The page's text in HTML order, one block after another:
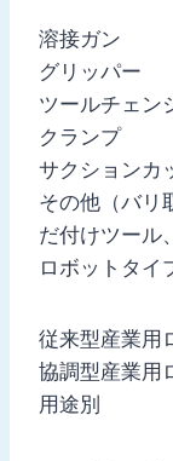
溶接ガン
グリッパー
ツールチェン
クランプ
サクションカ
その他（バリ
だ付けツール
ロボットタイ
従来型産業用
協調型産業用
用途別